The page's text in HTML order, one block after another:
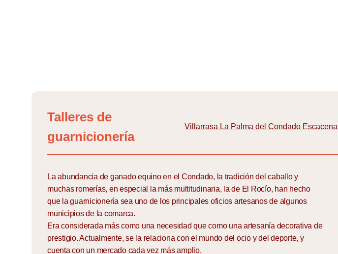
Talleres de
guarnicionería
Villarrasa La Palma del Condado Escacena del Campo
La abundancia de ganado equino en el Condado, la tradición del caballo y
muchas romerías, en especial la más multitudinaria, la de El Rocío, han hecho
que la guarnicionería sea uno de los principales oficios artesanos de algunos
municipios de la comarca.
Era considerada más como una necesidad que como una artesanía decorativa de
prestigio. Actualmente, se la relaciona con el mundo del ocio y del deporte, y
cuenta con un mercado cada vez más amplio.